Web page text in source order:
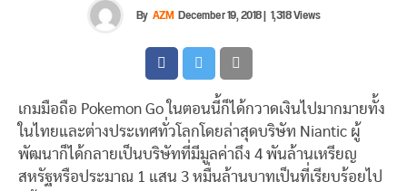
By AZMDecember 19, 2018| 1,318 Views
เกมมือถือ Pokemon Go ในตอนนี้ก็ได้กวาดเงินไปมากมายทั้ง
ในไทยและต่างประเทศทั่วโลกโดยล่าสุดบริษัท Niantic ผู้
พัฒนาก็ได้กลายเป็นบริษัทที่มีมูลค่าถึง 4 พันล้านเหรียญ
สหรัฐหรือประมาณ 1 แสน 3 หมื่นล้านบาทเป็นที่เรียบร้อยไป